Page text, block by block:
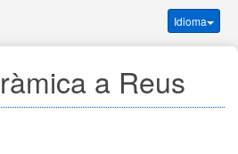
Idioma
a Reus